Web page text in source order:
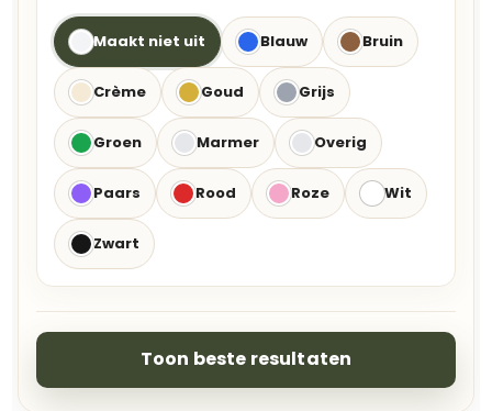
Maakt niet uit Blauw Bruin
Crème Goud Grijs
Groen Marmer Overig
Paars Rood Roze Wit
Zwart
Toon beste resultaten